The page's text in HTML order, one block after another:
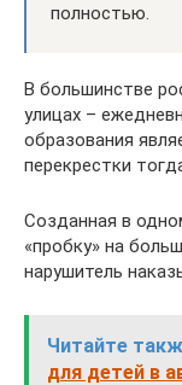
полностью.
В большинстве
улицах –
образования
перекрестки
Созданная в
«пробку» на
нарушитель
Читайте
для детей в